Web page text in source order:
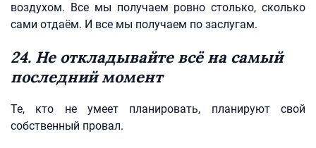
воздухом. Все мы получаем ровно столько, сколько
сами отдаём. И все мы получаем по заслугам.
24. Не откладывайте всё на самый
последний момент
Те, кто не умеет планировать, планируют свой
собственный провал.